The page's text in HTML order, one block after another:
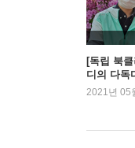
[독립 북
디의 다독
문학』 외
2021년 05